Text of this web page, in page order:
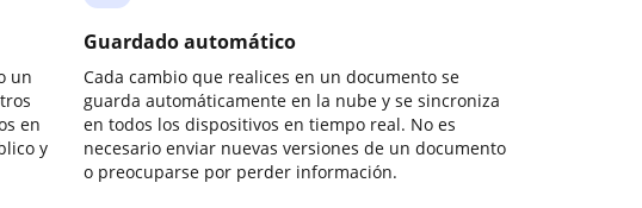
un
en
y
Guardado automático
Cada cambio que realices en un documento se
guarda automáticamente en la nube y se sincroniza
en todos los dispositivos en tiempo real. No es
necesario enviar nuevas versiones de un documento
o preocuparse por perder información.